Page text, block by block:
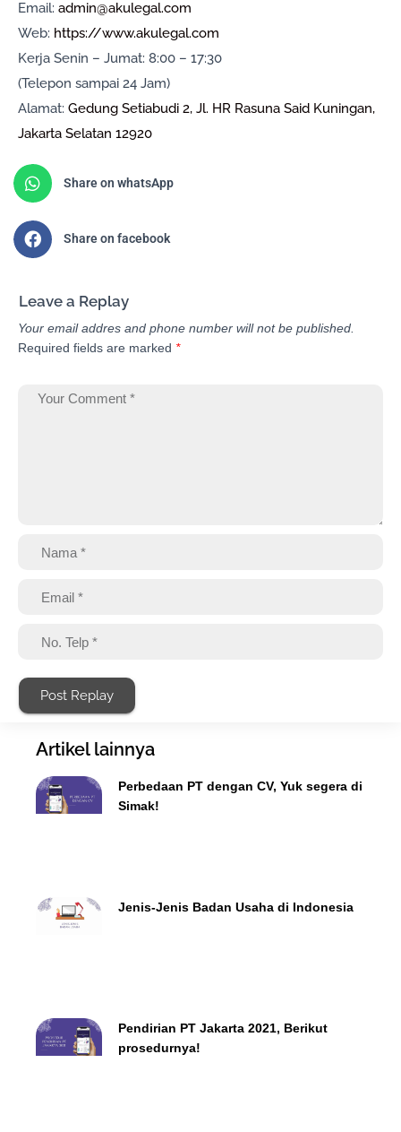
Email: admin@akulegal.com
Web: https://www.akulegal.com
Kerja Senin – Jumat: 8:00 – 17:30
(Telepon sampai 24 Jam)
Alamat: Gedung Setiabudi 2, Jl. HR Rasuna Said Kuningan,
Jakarta Selatan 12920
Share on whatsApp
Share on facebook
Leave a Replay
Your email addres and phone number will not be published.
Required fields are marked *
Post Replay
Artikel lainnya
Perbedaan PT dengan CV, Yuk segera di
Simak!
Jenis-Jenis Badan Usaha di Indonesia
Pendirian PT Jakarta 2021, Berikut
prosedurnya!